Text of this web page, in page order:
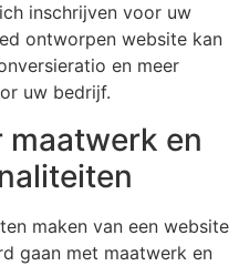
inschrijven voor uw
ontworpen website kan
en meer
uw bedrijf.
maatwerk en
maken van een website
gaan met maatwerk en